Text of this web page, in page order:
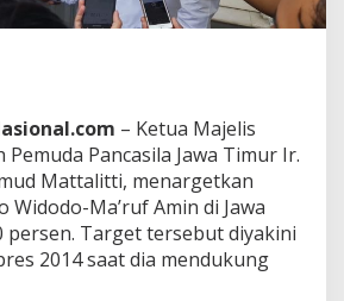
– Ketua Majelis
Pemuda Pancasila Jawa Timur Ir.
Mattalitti, menargetkan
Widodo-Ma’ruf Amin di Jawa
persen. Target tersebut diyakini
2014 saat dia mendukung